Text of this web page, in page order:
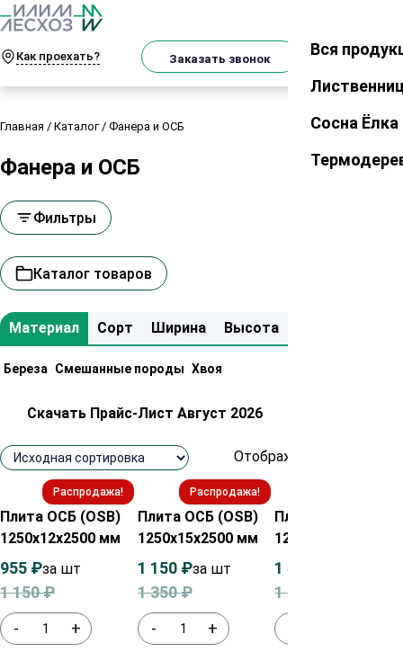
Как проехать? Заказать звонок Закрыть
Вся
Сосна Ёлка
Главная / Каталог/ Фанера и ОСБ
Фанера и ОСБ
Фильтры
Каталог товаров
Материал Сорт Ширина Высота
Береза Смешанные породы Хвоя
Скачать Прайс-Лист Август 2026
Отображение 1–12 из 26
Распродажа!
Плита ОСБ (OSB)
1250х12х2500 мм
- +
1 150₽
955 ₽за шт
Распродажа!
Плита ОСБ (OSB)
1250х15х2500 мм
- +
1 350₽
1 150 ₽за шт
Плита ОСБ (OSB)
1250х18х2500 мм
1 700
1 410